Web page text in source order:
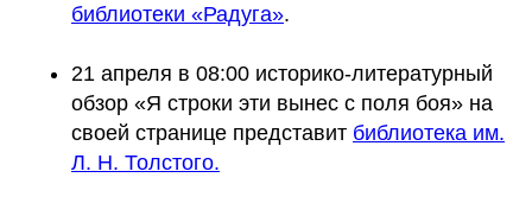
библиотеки «Радуга».
21 апреля в 08:00 историко-литературный
обзор «Я строки эти вынес с поля боя» на
своей странице представит библиотека им.
Л. Н. Толстого.